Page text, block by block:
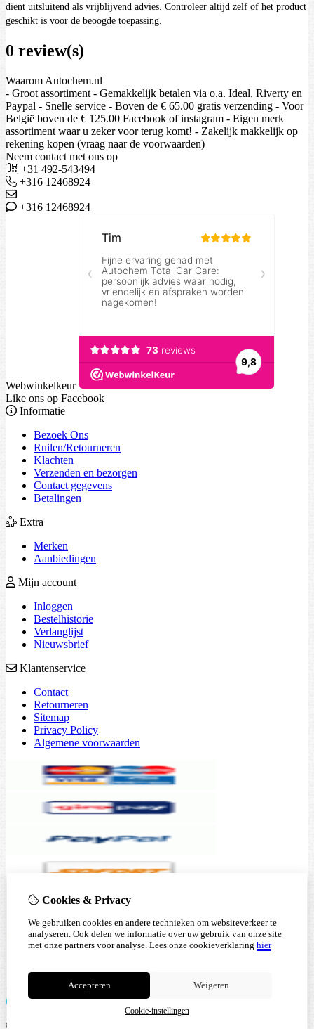
dient uitsluitend als vrijblijvend advies. Controleer altijd zelf of het product
geschikt is voor de beoogde toepassing.
0 review(s)
Waarom Autochem.nl
- Groot assortiment - Gemakkelijk betalen via o.a. Ideal, Riverty en
Paypal - Snelle service - Boven de € 65.00 gratis verzending - Voor
België boven de € 125.00 Facebook of instagram - Eigen merk
assortiment waar u zeker voor terug komt! - Zakelijk makkelijk op
rekening kopen (vraag naar de voorwaarden)
Neem contact met ons op
+31 492-543494
+316 12468924
+316 12468924
Webwinkelkeur
Like ons op Facebook
Informatie
Bezoek Ons
Ruilen/Retourneren
Klachten
Verzenden en bezorgen
Contact gegevens
Betalingen
Extra
Merken
Aanbiedingen
Mijn account
Inloggen
Bestelhistorie
Verlanglijst
Nieuwsbrief
Klantenservice
Contact
Retourneren
Sitemap
Privacy Policy
Algemene voorwaarden
© Copyright 2026 |
Cookies & Privacy
We gebruiken cookies en andere technieken om websiteverkeer te
analyseren. Ook delen we informatie over uw gebruik van onze site
met onze partners voor analyse. Lees onze cookieverklaring hier
Accepteren Weigeren
Cookie-instellingen